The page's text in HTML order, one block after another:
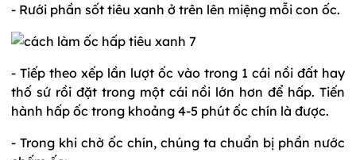
- Rưới phần sốt tiêu xanh ở trên lên miệng mỗi con ốc.
- Tiếp theo xếp lần lượt ốc vào trong 1 cái nồi đất hay
thố sứ rồi đặt trong một cái nồi lớn hơn để hấp. Tiến
hành hấp ốc trong khoảng 4-5 phút ốc chín là được.
- Trong khi chờ ốc chín, chúng ta chuẩn bị phần nước